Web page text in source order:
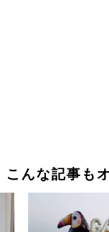
こんな記事も